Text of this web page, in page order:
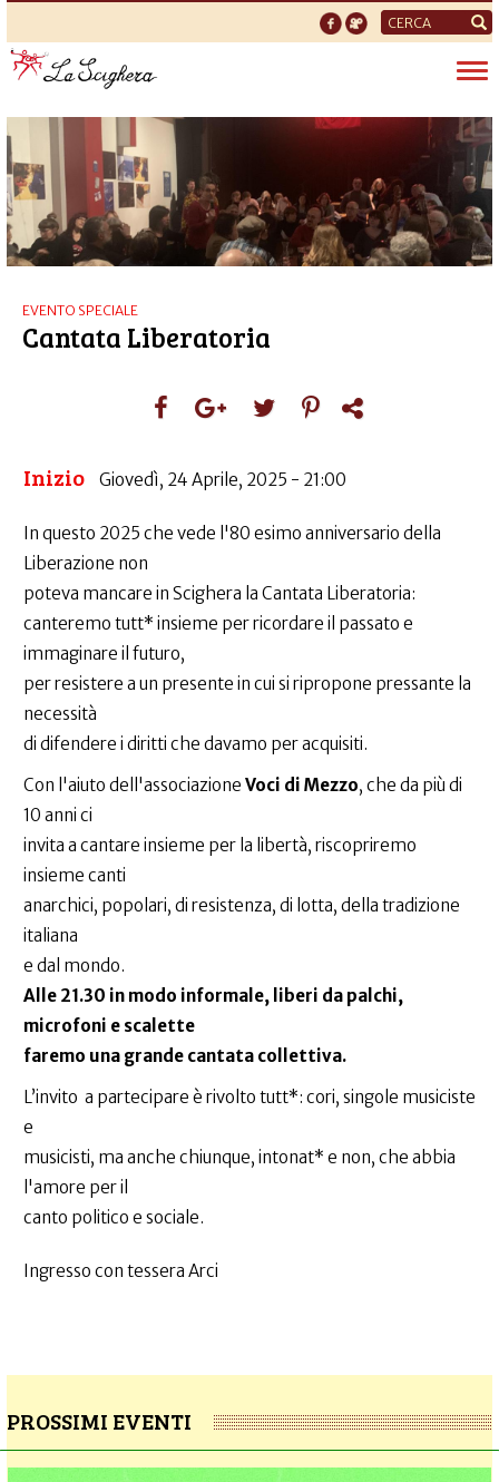
Form
di
ricerca
EVENTO SPECIALE
Cantata Liberatoria
Inizio Giovedì, 24 Aprile, 2025 - 21:00
In questo 2025 che vede l'80 esimo anniversario della
Liberazione non
poteva mancare in Scighera la Cantata Liberatoria:
canteremo tutt* insieme per ricordare il passato e
immaginare il futuro,
per resistere a un presente in cui si ripropone pressante la
necessità
di difendere i diritti che davamo per acquisiti.
Con l'aiuto dell'associazione Voci di Mezzo, che da più di
10 anni ci
invita a cantare insieme per la libertà, riscopriremo
insieme canti
anarchici, popolari, di resistenza, di lotta, della tradizione
italiana
e dal mondo.
Alle 21.30 in modo informale, liberi da palchi,
microfoni e scalette
faremo una grande cantata collettiva.
L’invito a partecipare è rivolto tutt*: cori, singole musiciste
e
musicisti, ma anche chiunque, intonat* e non, che abbia
l'amore per il
canto politico e sociale.
Ingresso con tessera Arci
PROSSIMI EVENTI